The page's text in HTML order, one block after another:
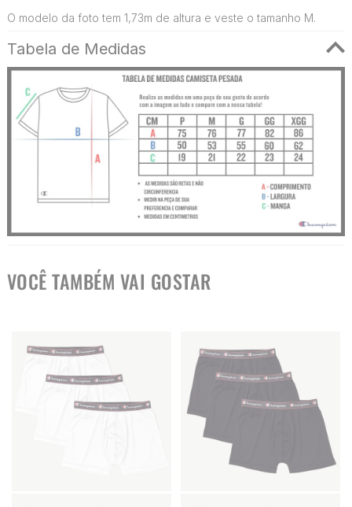
O modelo da foto tem 1,73m de altura e veste o tamanho M.
Tabela de Medidas
VOCÊ TAMBÉM VAI GOSTAR